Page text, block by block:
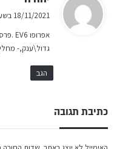
ג
ב
:
18/11/2021 בשעה 02:04
גדול\ענק,-
הגב
כתיבת תגובה